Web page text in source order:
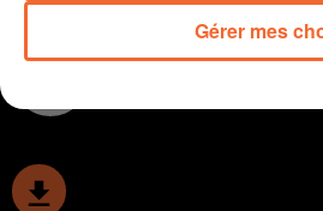
match à suivre en direct sur
Gérer mes